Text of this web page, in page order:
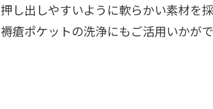
押し出しやすいように軟らかい素材を
褥瘡ポケットの洗浄にもご活用いかがで